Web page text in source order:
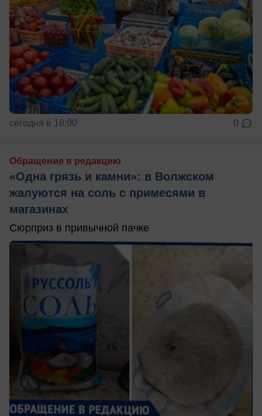
сегодня в 18:00 0
Обращение в редакцию
«Одна грязь и камни»: в Волжском
жалуются на соль с примесями в
магазинах
Сюрприз в привычной пачке